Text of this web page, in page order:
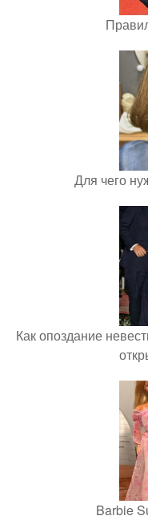
Для чего
Как опоздание
Barbie